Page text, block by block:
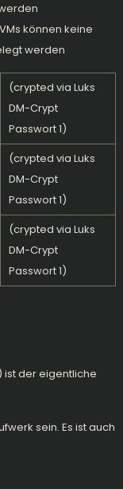
können keine
werden
(crypted via Luks
DM-Crypt
Passwort 1)
(crypted via Luks
DM-Crypt
Passwort 1)
(crypted via Luks
DM-Crypt
Passwort 1)
ist der eigentliche
sein. Es ist auch